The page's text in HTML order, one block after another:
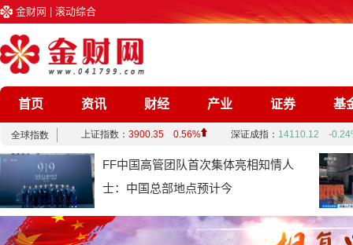
金财网 滚动综合
首页 资讯 财经 产业 证券 基
企业 文化 娱乐
综合
FF中国高管团队首次集体亮相知情人
士：中国总部地点预计今